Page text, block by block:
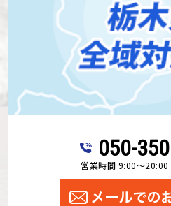
050-
営業時間 9:00～20:00